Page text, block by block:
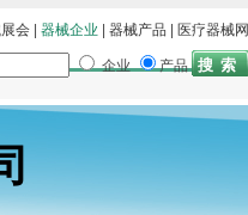
会 器械企业 器械产品 医疗器械网
企业
产品